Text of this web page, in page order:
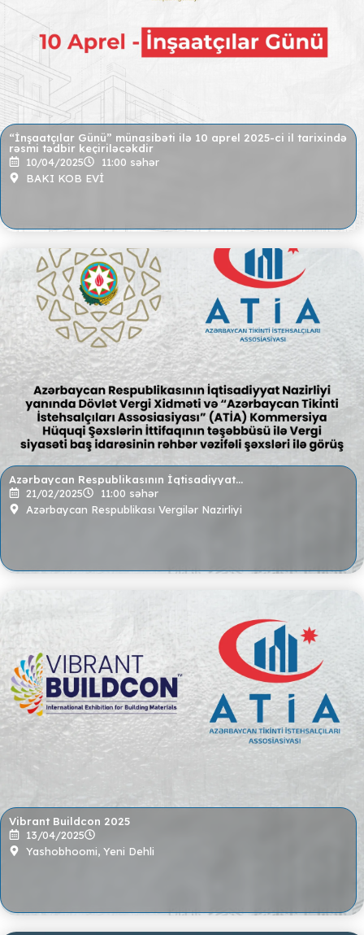
“İnşaatçılar Günü” münasibəti ilə 10 aprel 2025-ci il tarixində
rəsmi tədbir keçiriləcəkdir
10/04/2025
11:00 səhər
BAKI KOB EVİ
Azərbaycan Respublikasının İqtisadiyyat…
21/02/2025
11:00 səhər
Azərbaycan Respublikası Vergilər Nazirliyi
Vibrant Buildcon 2025
13/04/2025
Yashobhoomi, Yeni Dehli